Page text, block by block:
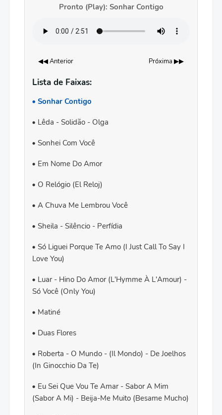
Pronto (Play): Sonhar Contigo
◀◀ Anterior Próxima ▶▶
Lista de Faixas:
Sonhar Contigo
Lêda - Solidão - Olga
Sonhei Com Você
Em Nome Do Amor
O Relógio (El Reloj)
A Chuva Me Lembrou Você
Sheila - Silêncio - Perfídia
Só Liguei Porque Te Amo (I Just Call To Say I
Love You)
Luar - Hino Do Amor (L'Hymme À L'Amour) -
Só Você (Only You)
Matiné
Duas Flores
Roberta - O Mundo - (Il Mondo) - De Joelhos
(In Ginocchio Da Te)
Eu Sei Que Vou Te Amar - Sabor A Mim
(Sabor A Mi) - Beija-Me Muito (Besame Mucho)